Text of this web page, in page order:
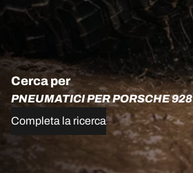
Cerca per
PNEUMATICI PER PORSCHE 928
Completa la ricerca